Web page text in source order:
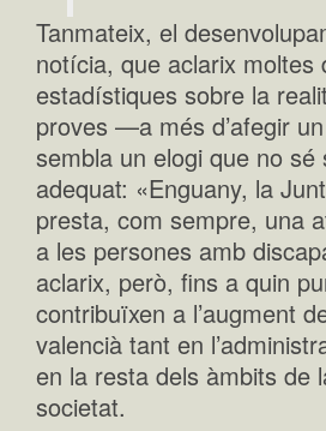
Tanmateix, el
notícia, que aclarix moltes
estadístiques sobre la
proves —a més d’afegir
sembla un elogi que no sé
adequat: «Enguany, la
presta, com sempre, una
a les persones amb
aclarix, però, fins a quin
contribuïxen a l’augment
valencià tant en
en la resta dels àmbits de
societat.